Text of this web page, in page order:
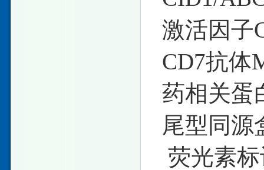
激活因子
CD7抗体
药相关蛋
尾型同源
荧光素